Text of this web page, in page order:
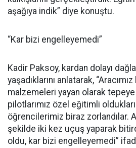
aşağıya indik” diye konuştu.
“Kar bizi engelleyemedi”
Kadir Paksoy, kardan dolayı
yaşadıklarını anlatarak,
malzemeleri yayan olarak tepeye
pilotlarımız özel eğitimli
öğrencilerimiz biraz zorlandılar.
şekilde iki kez uçuş yaparak
oldu, kar bizi engelleyemedi”